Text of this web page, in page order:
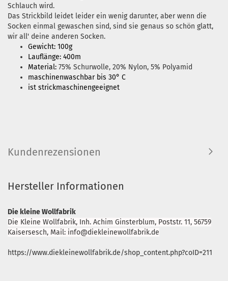
Schlauch wird.
Das Strickbild leidet leider ein wenig darunter, aber wenn die
Socken einmal gewaschen sind, sind sie genaus so schön glatt,
wir all' deine anderen Socken.
Gewicht: 100g
Lauflänge: 400m
Material: 75% Schurwolle, 20% Nylon, 5% Polyamid
maschinenwaschbar bis 30° C
ist strickmaschinengeeignet
Kundenrezensionen
Hersteller Informationen
Die kleine Wollfabrik
Die Kleine Wollfabrik, Inh. Achim Ginsterblum, Poststr. 11, 56759
Kaisersesch, Mail: info@diekleinewollfabrik.de
https://www.diekleinewollfabrik.de/shop_content.php?coID=211